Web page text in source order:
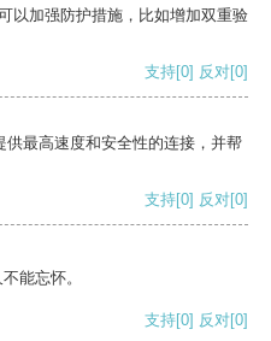
以加强防护措施，比如增加双重验
支持[0] 反对[0]
最高速度和安全性的连接，并帮
支持[0] 反对[0]
能忘怀。
支持[0] 反对[0]